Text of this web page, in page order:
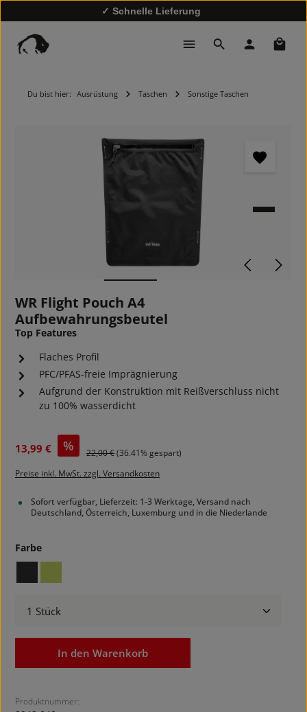
✓ Schnelle Lieferung
Du bist hier: Ausrüstung Taschen Sonstige Taschen
WR Flight Pouch A4
Aufbewahrungsbeutel
Top Features
Flaches Profil
PFC/PFAS-freie Imprägnierung
Aufgrund der Konstruktion mit Reißverschluss nicht
zu 100% wasserdicht
Verkaufspreis:
13,99 € % Regulärer Preis:
22,00 €(36.41% gespart)
Preise inkl. MwSt. zzgl. Versandkosten
Sofort verfügbar, Lieferzeit: 1-3 Werktage, Versand nach
Deutschland, Österreich, Luxemburg und in die Niederlande
Farbeauswählen
blacklime
Produkt Anzahl: Gib den gewünschten Wert ein
In den Warenkorb
Produktnummer: